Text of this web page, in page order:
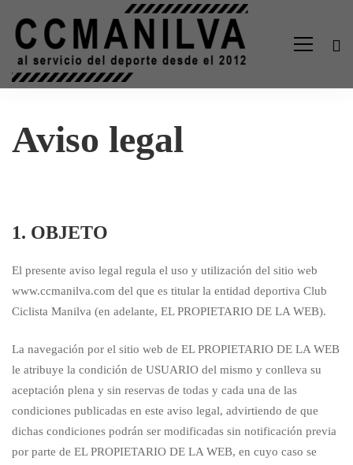
Aviso
Aviso legal
1. OBJETO
El presente aviso legal regula el uso y utilización del sitio web
www.ccmanilva.com del que es titular la entidad deportiva Club
Ciclista Manilva (en adelante, EL PROPIETARIO DE LA WEB).
La navegación por el sitio web de EL PROPIETARIO DE LA WEB
le atribuye la condición de USUARIO del mismo y conlleva su
aceptación plena y sin reservas de todas y cada una de las
condiciones publicadas en este aviso legal, advirtiendo de que
dichas condiciones podrán ser modificadas sin notificación previa
por parte de EL PROPIETARIO DE LA WEB, en cuyo caso se